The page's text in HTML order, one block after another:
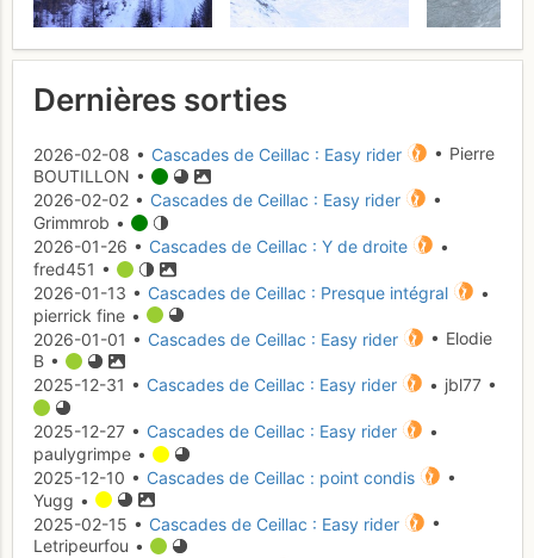
Dernières sorties
2026-02-08 • Cascades de Ceillac : Easy rider
• Pierre
BOUTILLON •
2026-02-02 • Cascades de Ceillac : Easy rider
•
Grimmrob •
2026-01-26 • Cascades de Ceillac : Y de droite
•
fred451 •
2026-01-13 • Cascades de Ceillac : Presque intégral
•
pierrick fine •
2026-01-01 • Cascades de Ceillac : Easy rider
• Elodie
B •
2025-12-31 • Cascades de Ceillac : Easy rider • jbl77 •
2025-12-27 • Cascades de Ceillac : Easy rider
•
paulygrimpe •
2025-12-10 • Cascades de Ceillac : point condis
•
Yugg •
2025-02-15 • Cascades de Ceillac : Easy rider
•
Letripeurfou •